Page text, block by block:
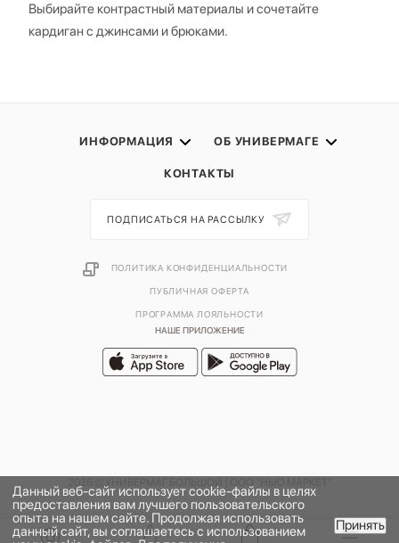
В КОРЗИНУ
Выбирайте контрастный материалы и сочетайте
кардиган с джинсами и брюками.
ИНФОРМАЦИЯ ОБ УНИВЕРМАГЕ
КОНТАКТЫ
НАШЕ ПРИЛОЖЕНИЕ
ПОДПИСАТЬСЯ НА РАССЫЛКУ
ПОЛИТИКА КОНФИДЕНЦИАЛЬНОСТИ
ПУБЛИЧНАЯ ОФЕРТА
ПРОГРАММА ЛОЯЛЬНОСТИ
Данный веб-сайт использует cookie-файлы в целях
предоставления вам лучшего пользовательского
опыта на нашем сайте. Продолжая использовать
данный сайт, вы соглашаетесь с использованием
Принять